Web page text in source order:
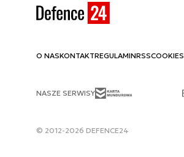
O NASKONTAKTREGULAMINRSSCOOKIES
NASZE SERWISY
© 2012-2026 DEFENCE24